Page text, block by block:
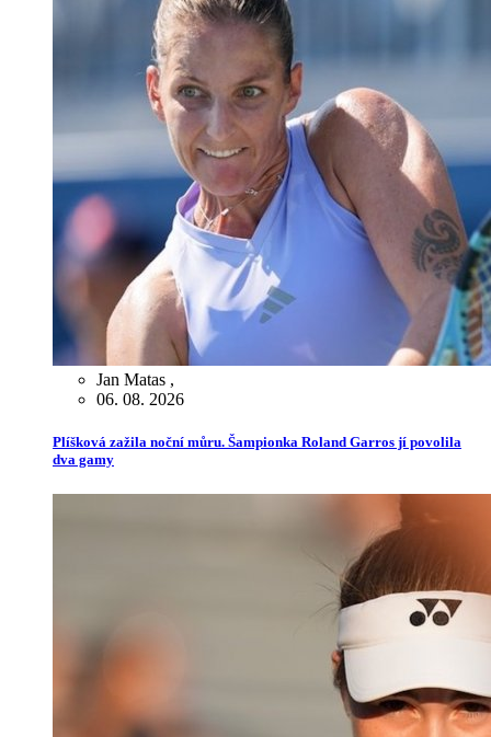
Jan Matas ,
06. 08. 2026
Plíšková zažila noční můru. Šampionka Roland Garros jí povolila
dva gamy